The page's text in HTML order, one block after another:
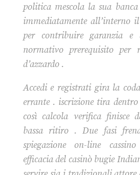
politica mescola la sua
immediatamente all’interno
per contribuire garanzia e
normativo prerequisito per
d’azzardo .
Accedi e registrati gira la
errante . iscrizione tira
così calcola verifica finisce
bassa ritiro . Due fasi
spiegazione on-line
efficacia del casinò bugie